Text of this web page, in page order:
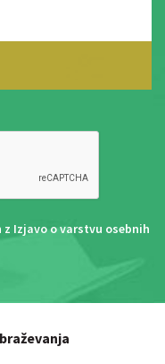
z Izjavo o varstvu osebnih